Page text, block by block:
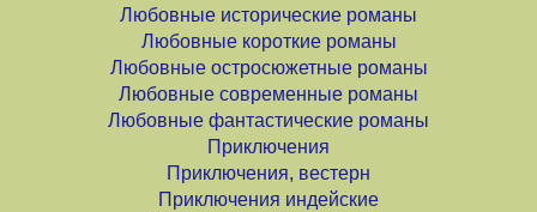
Любовные исторические романы
Любовные короткие романы
Любовные остросюжетные романы
Любовные современные романы
Любовные фантастические романы
Приключения
Приключения, вестерн
Приключения индейские